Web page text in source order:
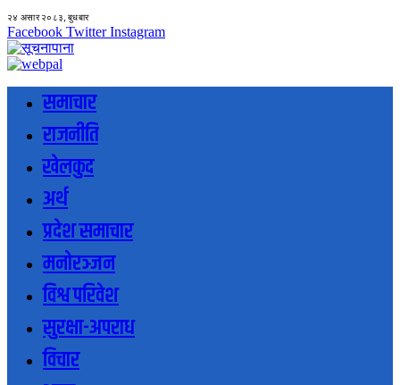
२४ असार २०८३, बुधबार
Facebook Twitter Instagram
समाचार
राजनीति
खेलकुद
अर्थ
प्रदेश समाचार
मनोरञ्जन
विश्व परिवेश
सुरक्षा-अपराध
विचार